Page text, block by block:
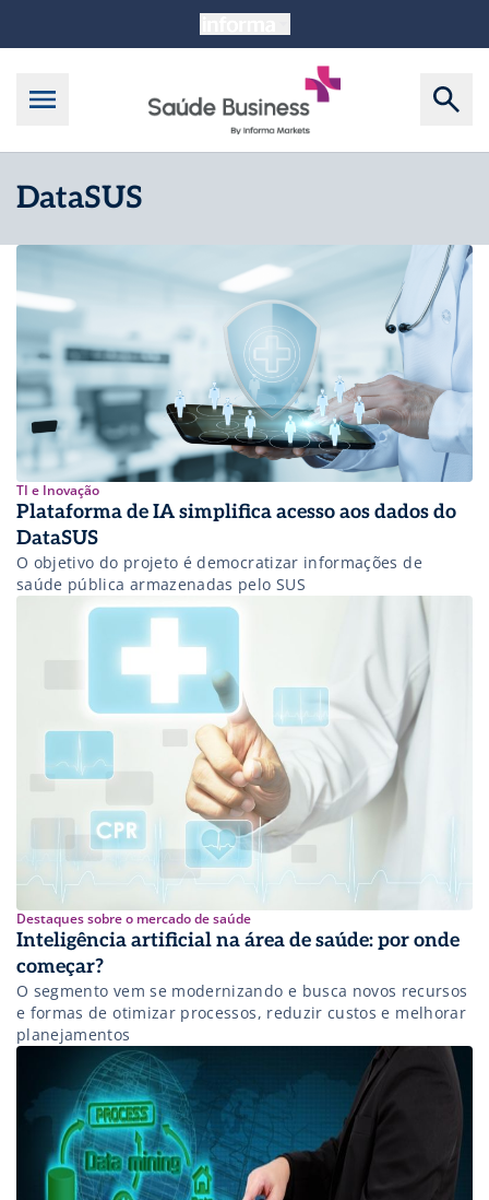
DataSUS
TI e Inovação
Plataforma de IA simplifica acesso aos dados do
DataSUS
O objetivo do projeto é democratizar informações de
saúde pública armazenadas pelo SUS
Destaques sobre o mercado de saúde
Inteligência artificial na área de saúde: por onde
começar?
O segmento vem se modernizando e busca novos recursos
e formas de otimizar processos, reduzir custos e melhorar
planejamentos